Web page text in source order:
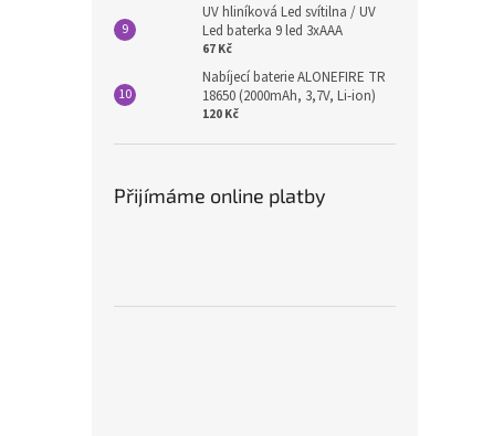
UV hliníková Led svítilna / UV
Led baterka 9 led 3xAAA
67 Kč
Nabíjecí baterie ALONEFIRE TR
18650 (2000mAh, 3,7V, Li-ion)
120 Kč
Přijímáme online platby